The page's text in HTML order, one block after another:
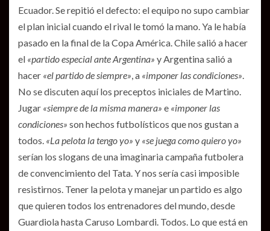
Ecuador. Se repitió el defecto: el equipo no supo cambiar
el plan inicial cuando el rival le tomó la mano. Ya le había
pasado en la final de la Copa América. Chile salió a hacer
el «partido especial ante Argentina» y Argentina salió a
hacer «el partido de siempre» , a «imponer las condiciones»
No se discuten aquí los preceptos iniciales de Martino.
Jugar «siempre de la misma manera» e «imponer las
condiciones» son hechos futbolísticos que nos gustan a
todos. «La pelota la tengo yo» y «se juega como quiero yo»
serían los slogans de una imaginaria campaña futbolera
de convencimiento del Tata. Y nos sería casi imposible
resistirnos. Tener la pelota y manejar un partido es algo
que quieren todos los entrenadores del mundo, desde
Guardiola hasta Caruso Lombardi. Todos. Lo que está en